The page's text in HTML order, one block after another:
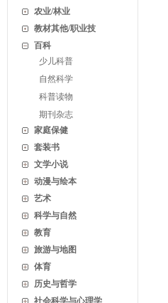
农业/林业
教材其他/职业技
百科
少儿科普
自然科学
科普读物
期刊杂志
家庭保健
套装书
文学小说
动漫与绘本
艺术
科学与自然
教育
旅游与地图
体育
历史与哲学
社会科学与心理学